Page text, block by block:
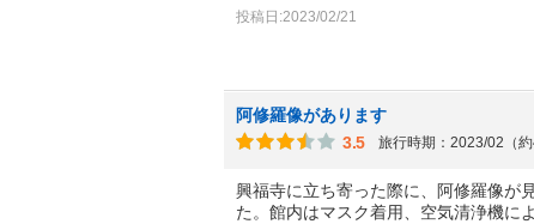
投稿日:2023/02/21
阿修羅像があります
3.5
旅行時期：2023/02（約
興福寺に立ち寄った際に、阿修羅像が
た。館内はマスク着用、空気清浄機に